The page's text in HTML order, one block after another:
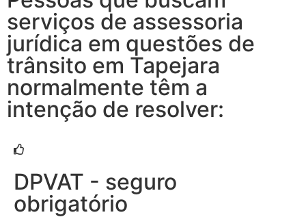
serviços de assessoria
jurídica em questões de
trânsito em Tapejara
normalmente têm a
intenção de resolver:
DPVAT - seguro
obrigatório